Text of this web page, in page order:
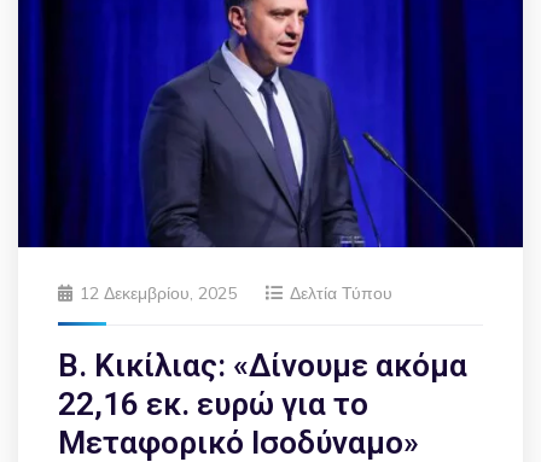
12 Δεκεμβρίου, 2025 Δελτία Τύπου
Β. Κικίλιας: «Δίνουμε ακόμα
22,16 εκ. ευρώ για το
Μεταφορικό Ισοδύναμο»